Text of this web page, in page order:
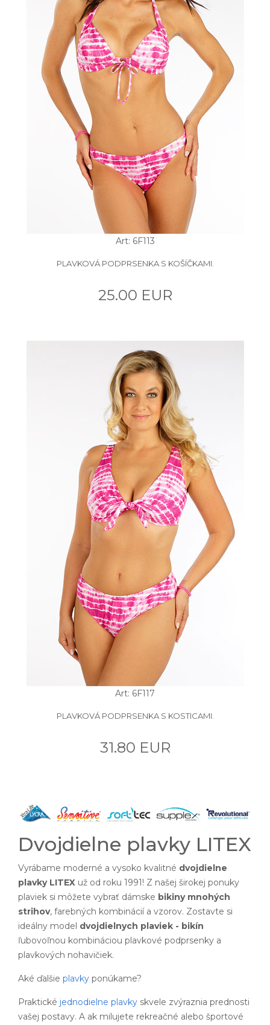
Art: 6F113
PLAVKOVÁ PODPRSENKA S KOŠÍČKAMI.
25.00 EUR
Art: 6F117
PLAVKOVÁ PODPRSENKA S KOSTICAMI.
31.80 EUR
Dvojdielne plavky LITEX
Vyrábame moderné a vysoko kvalitné dvojdielne
plavky LITEX už od roku 1991! Z našej širokej ponuky
plaviek si môžete vybrať dámske bikiny mnohých
strihov, farebných kombinácií a vzorov. Zostavte si
ideálny model dvojdielnych plaviek - bikín
ľubovoľnou kombináciou plavkové podprsenky a
plavkových nohavičiek.
Aké ďalšie plavky ponúkame?
Praktické jednodielne plavky skvele zvýraznia prednosti
vašej postavy. A ak milujete rekreačné alebo športové